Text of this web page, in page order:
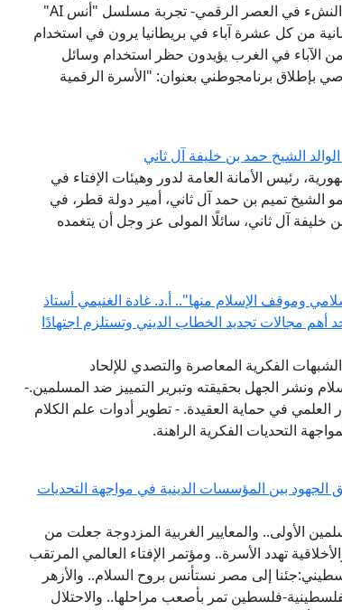
سبقت إلى تبني نموذج "الفتوى الرقمية الوقائية" لحماية النشء في العصر الرقمي- تجربة مسلسل "أنس AI"
من كل عشرة آباء في بريطانيا يرون في استخدام
لوسائل التواصل الاجتماعي تأثيرًا سلبيًّا- (79%) من الآباء في الغرب يؤيدون حظر استخدام وسائل
- مؤشر الفتوى يوصي بإطلاق برنامجوطني بعنوان: "الأسرة الرقمية
الشيخ حمد بن خليفة آل ثاني
رئيس الأمانة العامة لدور وهيئات الإفتاء في
الشيخ تميم بن حمد آل ثاني، أمير دولة قطر، في
خليفة آل ثاني، سائلًا المولى عز وجل أن يتغمده
وموقف الإسلام منها".. أ.د. غادة الغنيمي أستاذ
أهم مجالات تجديد الخطاب الديني وتستلزم اجتهادًا
الفكرية المعاصرة والتصدي للإلحاد
ونشر الجهل بحقيقته وتبرير التمييز ضد المسلمين.-
العلمي في حماية العقيدة. - تطوير أدوات علم الكلام
التحديات الفكرية الراهنة.
بين المؤسسات الدينية في مواجهة التحديات
الأولى.. والمعايير الغربية المزدوجة جعلت من
تهدد الأسرة.. ومؤتمر الإفتاء العالمي المرتقب
إلى مصر نستأنس بروح السلام.. والأزهر
فلسطين تمر بأصعب مراحلها.. والاحتلال